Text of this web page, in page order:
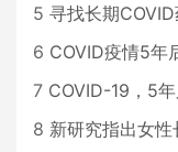
5 寻找长期
6 COVID疫情5年后
7 COVID-19，5
8 新研究指出女性长